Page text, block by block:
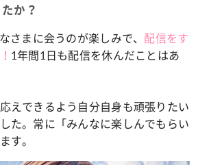
か？
さまに会うのが楽しみで、 配信をす
1年間1日も配信を休んだことはあ
えできるよう自分自身も頑張りたい
た。常に「みんなに楽しんでもらい
す。